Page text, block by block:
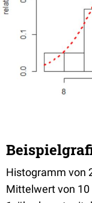
Histogramm von
Mittelwert von 10